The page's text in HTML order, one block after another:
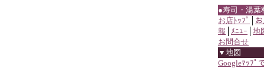
●寿司・湯
お店ﾄｯﾌﾟ
報
ﾒﾆｭｰ
地
お問合せ
▼地図
Googleﾏｯﾌﾟ